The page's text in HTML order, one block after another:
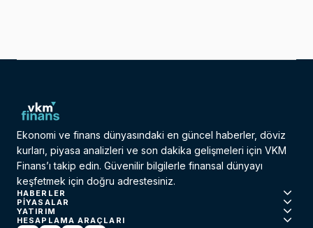
Ekonomi ve finans dünyasındaki en güncel haberler, döviz
kurları, piyasa analizleri ve son dakika gelişmeleri için VKM
Finans’ı takip edin. Güvenilir bilgilerle finansal dünyayı
keşfetmek için doğru adrestesiniz.
HABERLER
PIYASALAR
YATIRIM
HESAPLAMA ARAÇLARI